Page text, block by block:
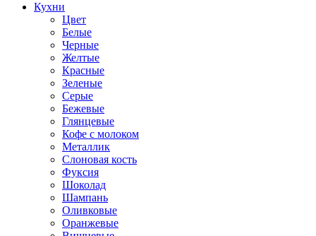
Кухни
Цвет
Белые
Черные
Желтые
Красные
Зеленые
Серые
Бежевые
Глянцевые
Кофе с молоком
Металлик
Слоновая кость
Фуксия
Шоколад
Шампань
Оливковые
Оранжевые